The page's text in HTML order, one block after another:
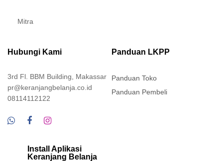
Mitra
Hubungi Kami
3rd Fl. BBM Building, Makassar
pr@keranjangbelanja.co.id
08114112122
Panduan LKPP
Panduan Toko
Panduan Pembeli
Install Aplikasi
Keranjang Belanja